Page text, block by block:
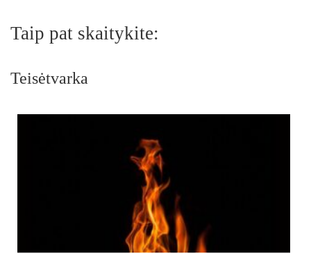
Taip pat skaitykite:
Teisėtvarka